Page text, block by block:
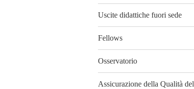
Uscite didattiche fuori sede
Fellows
Osservatorio
Assicurazione della Qualità del